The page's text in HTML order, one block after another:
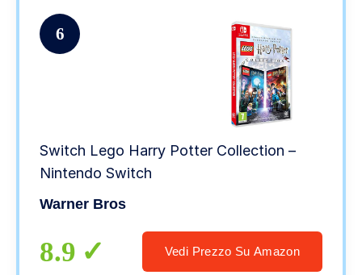
6
Switch Lego Harry Potter Collection –
Nintendo Switch
Warner Bros
8.9 Vedi Prezzo Su Amazon